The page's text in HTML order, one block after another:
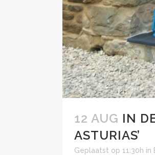
12 AUG IN
ASTURIAS’
Geplaatst op 11:30h in